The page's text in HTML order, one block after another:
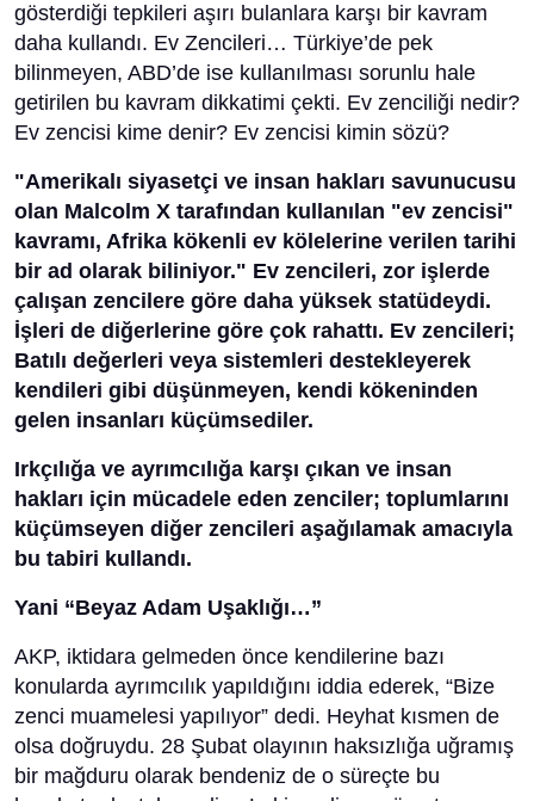
gösterdiği tepkileri aşırı bulanlara karşı bir kavram
daha kullandı. Ev Zencileri… Türkiye’de pek
bilinmeyen, ABD’de ise kullanılması sorunlu hale
getirilen bu kavram dikkatimi çekti. Ev zenciliği nedir?
Ev zencisi kime denir? Ev zencisi kimin sözü?
"Amerikalı siyasetçi ve insan hakları savunucusu
olan Malcolm X tarafından kullanılan "ev zencisi"
kavramı, Afrika kökenli ev kölelerine verilen tarihi
bir ad olarak biliniyor." Ev zencileri, zor işlerde
çalışan zencilere göre daha yüksek statüdeydi.
İşleri de diğerlerine göre çok rahattı. Ev zencileri;
Batılı değerleri veya sistemleri destekleyerek
kendileri gibi düşünmeyen, kendi kökeninden
gelen insanları küçümsediler.
Irkçılığa ve ayrımcılığa karşı çıkan ve insan
hakları için mücadele eden zenciler; toplumlarını
küçümseyen diğer zencileri aşağılamak amacıyla
bu tabiri kullandı.
Yani “Beyaz Adam Uşaklığı…”
AKP, iktidara gelmeden önce kendilerine bazı
konularda ayrımcılık yapıldığını iddia ederek, “Bize
zenci muamelesi yapılıyor” dedi. Heyhat kısmen de
olsa doğruydu. 28 Şubat olayının haksızlığa uğramış
bir mağduru olarak bendeniz de o süreçte bu